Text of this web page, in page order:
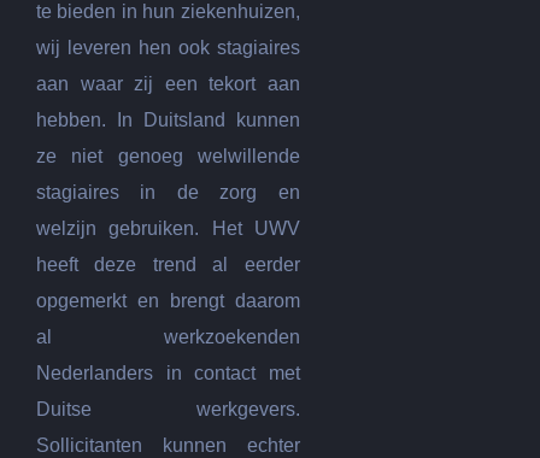
te bieden in hun ziekenhuizen,
wij leveren hen ook stagiaires
aan waar zij een tekort aan
hebben. In Duitsland kunnen
ze niet genoeg welwillende
stagiaires in de zorg en
welzijn gebruiken. Het UWV
heeft deze trend al eerder
opgemerkt en brengt daarom
al werkzoekenden
Nederlanders in contact met
Duitse werkgevers.
Sollicitanten kunnen echter